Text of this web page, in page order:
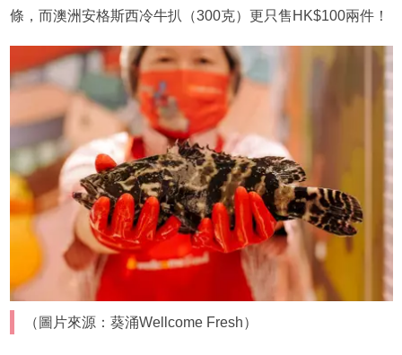
條，而澳洲安格斯西冷牛扒（300克）更只售HK$100兩件！
（圖片來源：葵涌Wellcome Fresh）